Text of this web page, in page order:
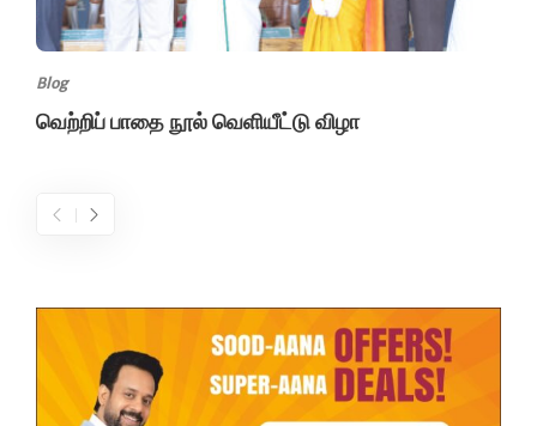
Blog
வெற்றிப் பாதை நூல் வெளியீட்டு விழா